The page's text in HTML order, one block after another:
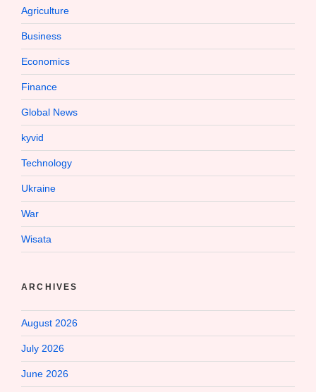
Agriculture
Business
Economics
Finance
Global News
kyvid
Technology
Ukraine
War
Wisata
ARCHIVES
August 2026
July 2026
June 2026